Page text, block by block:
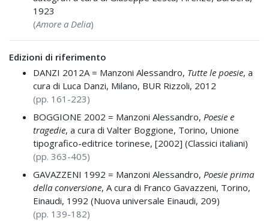
1923
(Amore a Delia)
Edizioni di riferimento
DANZI 2012A = Manzoni Alessandro, Tutte le poesie, a
cura di Luca Danzi, Milano, BUR Rizzoli, 2012
(pp. 161-223)
BOGGIONE 2002 = Manzoni Alessandro, Poesie e
tragedie, a cura di Valter Boggione, Torino, Unione
tipografico-editrice torinese, [2002] (Classici italiani)
(pp. 363-405)
GAVAZZENI 1992 = Manzoni Alessandro, Poesie prima
della conversione, A cura di Franco Gavazzeni, Torino,
Einaudi, 1992 (Nuova universale Einaudi, 209)
(pp. 139-182)